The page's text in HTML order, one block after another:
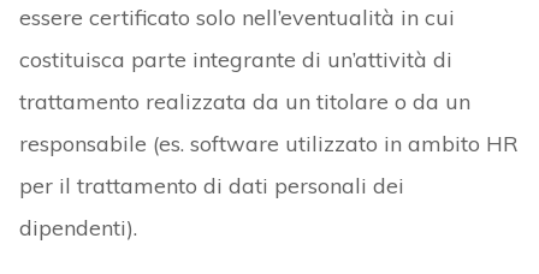
essere certificato solo nell’eventualità in cui
costituisca parte integrante di un’attività di
trattamento realizzata da un titolare o da un
responsabile (es. software utilizzato in ambito HR
per il trattamento di dati personali dei
dipendenti).